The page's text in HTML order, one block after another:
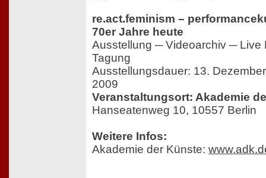
re.act.feminism –
70er Jahre heute
Ausstellung ─ Videoarchiv ─ Live
Tagung
Ausstellungsdauer: 13.
2009
Veranstaltungsort: Akademie
Hanseatenweg 10, 10557 Berlin
Weitere Infos:
Akademie der Künste: